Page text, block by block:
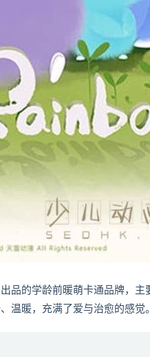
品的学龄前暖萌卡通品牌，
温暖，充满了爱与治愈的感觉。